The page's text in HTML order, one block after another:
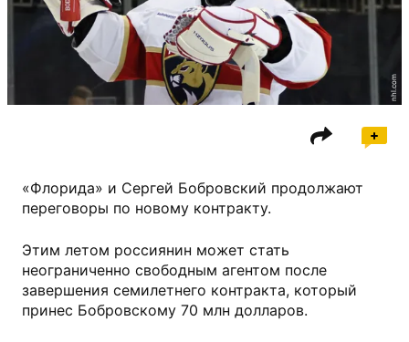
nhl.com
«Флорида» и Сергей Бобровский продолжают
переговоры по новому контракту.
Этим летом россиянин может стать
неограниченно свободным агентом после
завершения семилетнего контракта, который
принес Бобровскому 70 млн долларов.